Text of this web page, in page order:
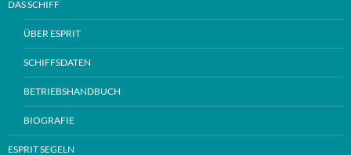
DAS SCHIFF
ÜBER ESPRIT
SCHIFFSDATEN
BETRIEBSHANDBUCH
BIOGRAFIE
ESPRIT SEGELN